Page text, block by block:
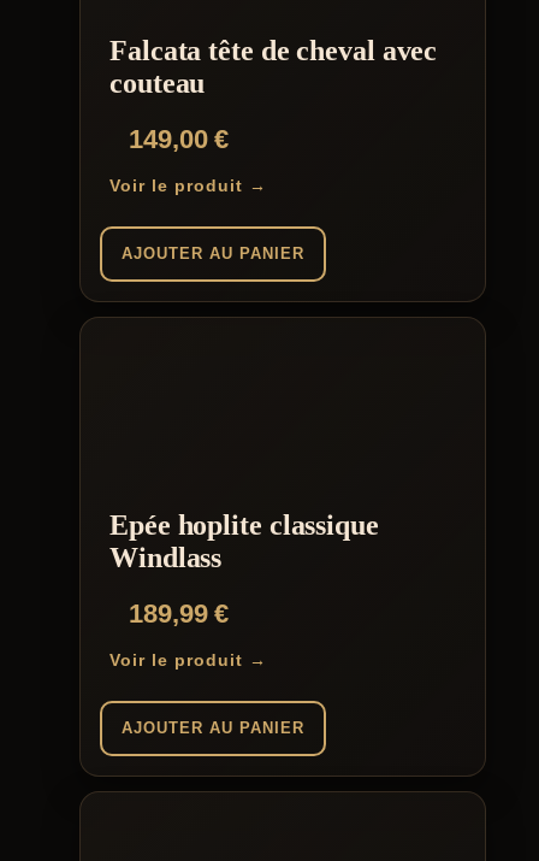
Falcata tête de cheval avec
couteau
149,00€
Voir le produit →
AJOUTER AU PANIER
Epée hoplite classique
Windlass
189,99€
Voir le produit →
AJOUTER AU PANIER